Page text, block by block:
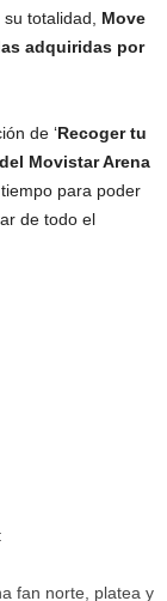
totalidad, Move
adquiridas por
de ‘Recoger tu
Movistar Arena
para poder
de todo el
fan norte, platea y